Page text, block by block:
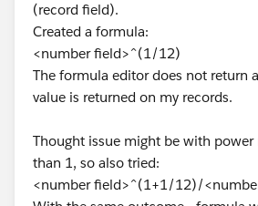
(record field).
Created a formula:
<number field>^(1/12)
The formula editor does not return
value is returned on my records.
Thought issue might be with
than 1, so also tried:
<number field>^(1+1/12)/